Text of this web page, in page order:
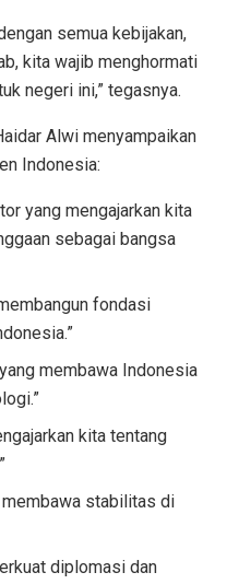
semua kebijakan,
kita wajib menghormati
negeri ini,” tegasnya.
Alwi menyampaikan
Indonesia:
yang mengajarkan kita
sebagai bangsa
fondasi
membawa Indonesia
kita tentang
stabilitas di
diplomasi dan